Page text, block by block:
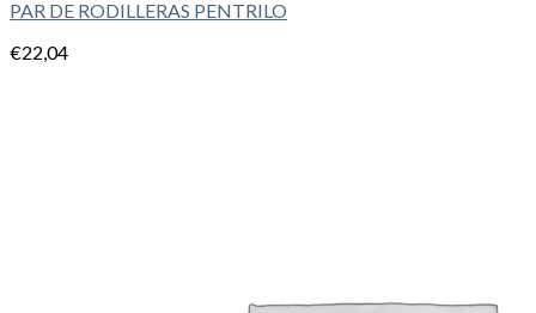
PAR DE RODILLERAS PENTRILO
€22,04